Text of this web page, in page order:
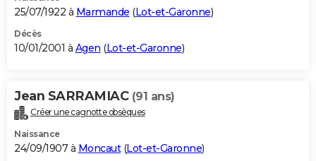
25/07/1922 à Marmande (Lot-et-Garonne)
Décès
10/01/2001 à Agen (Lot-et-Garonne)
Jean SARRAMIAC (91 ans)
Créer une cagnotte obsèques
Naissance
24/09/1907 à Moncaut(Lot-et-Garonne)